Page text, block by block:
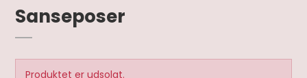
Sanseposer
Produktet er udsolgt.